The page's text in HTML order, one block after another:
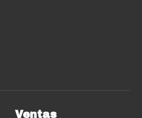
Ventas